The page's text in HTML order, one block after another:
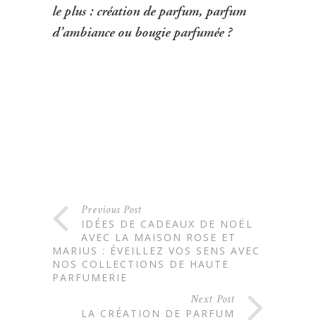
le plus : création de parfum, parfum
d’ambiance ou bougie parfumée ?
Previous Post
IDÉES DE CADEAUX DE NOËL
AVEC LA MAISON ROSE ET
MARIUS : ÉVEILLEZ VOS SENS AVEC
NOS COLLECTIONS DE HAUTE
PARFUMERIE
Next Post
LA CRÉATION DE PARFUM